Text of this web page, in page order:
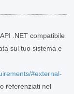
.NET compatibile
sul tuo sistema e
#external-
referenziati nel